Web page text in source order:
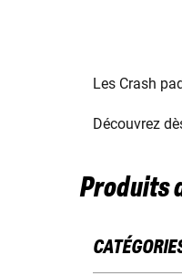
Les Crash
Découvrez
Produits